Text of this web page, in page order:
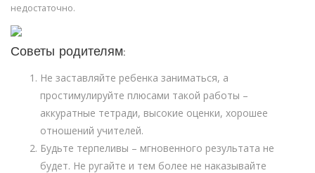
недостаточно.
Советы родителям:
Не заставляйте ребенка заниматься, а
простимулируйте плюсами такой работы –
аккуратные тетради, высокие оценки, хорошее
отношений учителей.
Будьте терпеливы – мгновенного результата не
будет. Не ругайте и тем более не наказывайте